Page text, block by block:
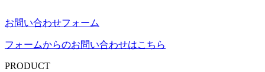
お問い合わせフォーム
フォームからのお問い合わせはこちら
PRODUCT